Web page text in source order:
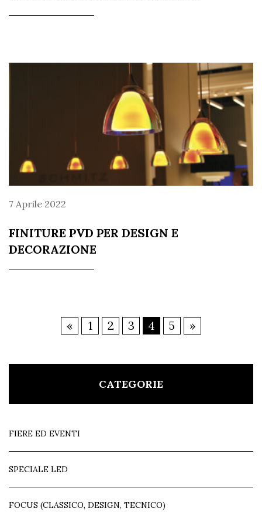
7 Aprile 2022
FINITURE PVD PER DESIGN E
DECORAZIONE
« 1 2 3 4 5 »
CATEGORIE
FIERE ED EVENTI
SPECIALE LED
FOCUS (CLASSICO, DESIGN, TECNICO)